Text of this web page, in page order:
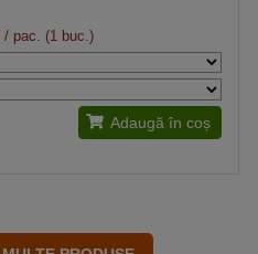
/ pac. (1 buc.)
Adaugă în coș